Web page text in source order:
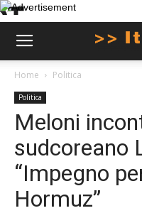
Home Politica
Politica
Meloni
sudcoreano
“Impegno
Hormuz”